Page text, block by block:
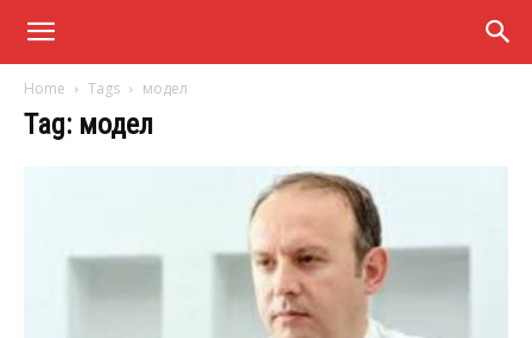
Home Tags модел
Tag: модел